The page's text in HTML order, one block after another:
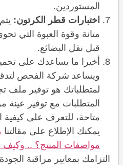
المستوردين.
اختبارات قطر الكرتون:
متانة وقوة العبوة التي
قبل نقل البضائع.
أخيرا ما يساعدك على
ويساعد شركة الفحص
لمتطلباتك هو توفير ملف
المتطلبات مع توفير عينة
متاحة، للتعرف على
يمكنك الإطلاع على مقالتنا
مواصفات المنتج؟ .. وكيف
التزامك بمعايير مراقبة